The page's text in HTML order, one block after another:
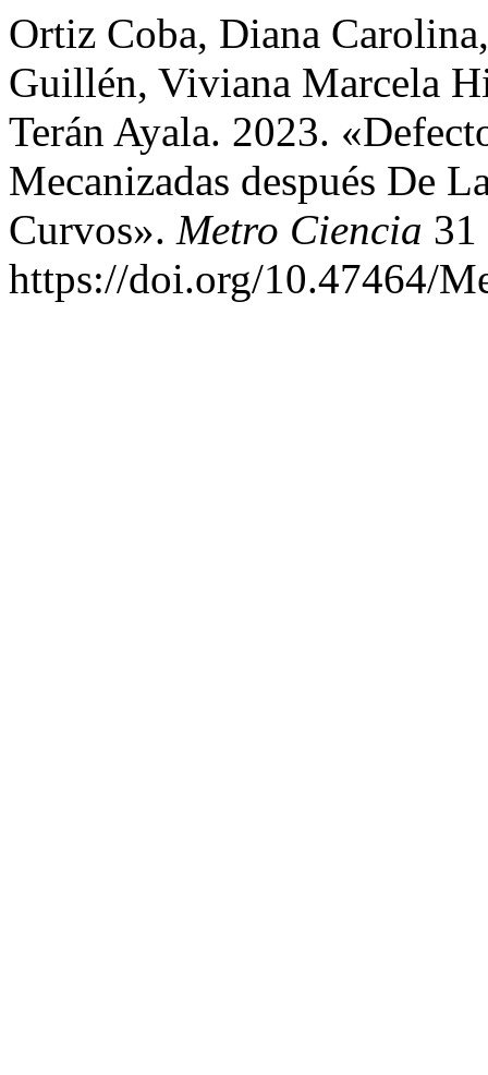
Ortiz Coba, Diana
Guillén, Viviana Marcela
Terán Ayala. 2023.
Mecanizadas después De
Curvos». Metro Ciencia
https://doi.org/10.47464/